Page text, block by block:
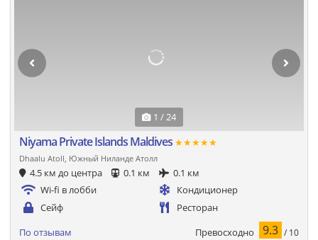
1 / 24
Niyama Private Islands Maldives ★★★★★
Dhaalu Atoll, Южный Ниланде Атолл
4.5 км до центра 0.1 км
0.1 км
Wi-fi в лобби
Кондиционер
Сейф
Ресторан
По отзывам Превосходно 9.3 / 10